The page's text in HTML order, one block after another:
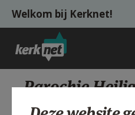
Overslaan en naar de inhoud
Welkom bij Kerknet!
Parochie
Korspel-